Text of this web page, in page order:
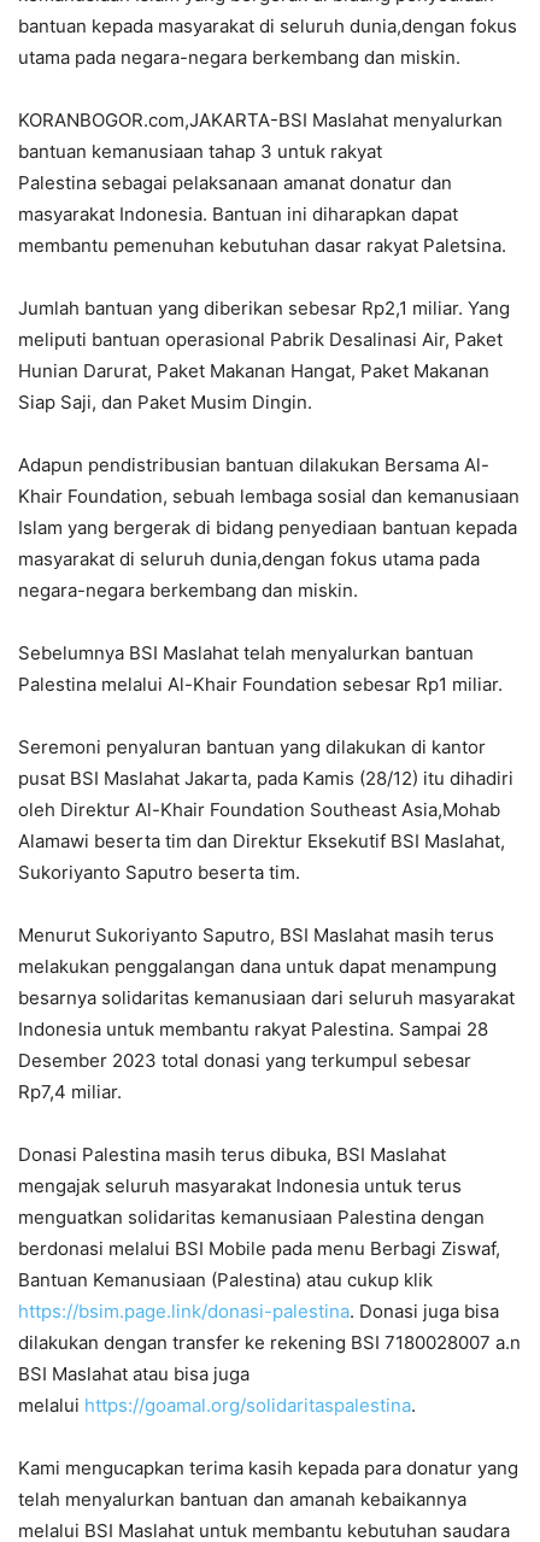
bantuan kepada masyarakat di seluruh dunia,dengan fokus
utama pada negara-negara berkembang dan miskin.
KORANBOGOR.com,JAKARTA-BSI Maslahat menyalurkan
bantuan kemanusiaan tahap 3 untuk rakyat
Palestina sebagai pelaksanaan amanat donatur dan
masyarakat Indonesia. Bantuan ini diharapkan dapat
membantu pemenuhan kebutuhan dasar rakyat Paletsina.
Jumlah bantuan yang diberikan sebesar Rp2,1 miliar. Yang
meliputi bantuan operasional Pabrik Desalinasi Air, Paket
Hunian Darurat, Paket Makanan Hangat, Paket Makanan
Siap Saji, dan Paket Musim Dingin.
Adapun pendistribusian bantuan dilakukan Bersama Al-
Khair Foundation, sebuah lembaga sosial dan kemanusiaan
Islam yang bergerak di bidang penyediaan bantuan kepada
masyarakat di seluruh dunia,dengan fokus utama pada
negara-negara berkembang dan miskin.
Sebelumnya BSI Maslahat telah menyalurkan bantuan
Palestina melalui Al-Khair Foundation sebesar Rp1 miliar.
Seremoni penyaluran bantuan yang dilakukan di kantor
pusat BSI Maslahat Jakarta, pada Kamis (28/12) itu dihadiri
oleh Direktur Al-Khair Foundation Southeast Asia,Mohab
Alamawi beserta tim dan Direktur Eksekutif BSI Maslahat,
Sukoriyanto Saputro beserta tim.
Menurut Sukoriyanto Saputro, BSI Maslahat masih terus
melakukan penggalangan dana untuk dapat menampung
besarnya solidaritas kemanusiaan dari seluruh masyarakat
Indonesia untuk membantu rakyat Palestina. Sampai 28
Desember 2023 total donasi yang terkumpul sebesar
Rp7,4 miliar.
Donasi Palestina masih terus dibuka, BSI Maslahat
mengajak seluruh masyarakat Indonesia untuk terus
menguatkan solidaritas kemanusiaan Palestina dengan
berdonasi melalui BSI Mobile pada menu Berbagi Ziswaf,
Bantuan Kemanusiaan (Palestina) atau cukup klik
https://bsim.page.link/donasi-palestina. Donasi juga bisa
dilakukan dengan transfer ke rekening BSI 7180028007 a.n
BSI Maslahat atau bisa juga
melalui https://goamal.org/solidaritaspalestina.
Kami mengucapkan terima kasih kepada para donatur yang
telah menyalurkan bantuan dan amanah kebaikannya
melalui BSI Maslahat untuk membantu kebutuhan saudara